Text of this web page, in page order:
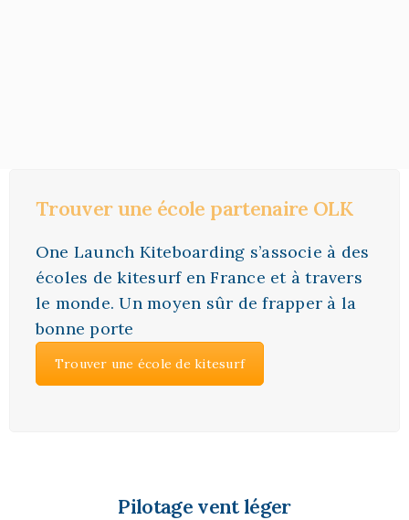
Trouver une école partenaire OLK
One Launch Kiteboarding s’associe à des
écoles de kitesurf en France et à travers
le monde. Un moyen sûr de frapper à la
bonne porte
Trouver une école de kitesurf
Pilotage vent léger